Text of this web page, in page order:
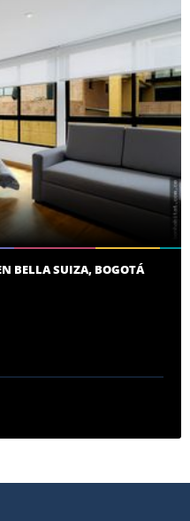
BELLA SUIZA, BOGOTÁ